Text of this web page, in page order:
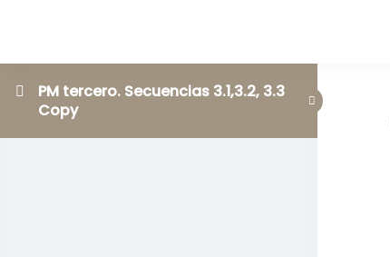
PM tercero. Secuencias 3.1,3.2, 3.3
Copy